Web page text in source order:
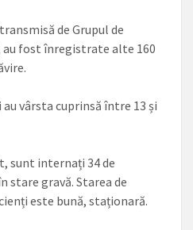
de Grupul de
fost înregistrate alte 160
vârsta cuprinsă între 13 și
sunt internați 34 de
stare gravă. Starea de
este bună, staționară.